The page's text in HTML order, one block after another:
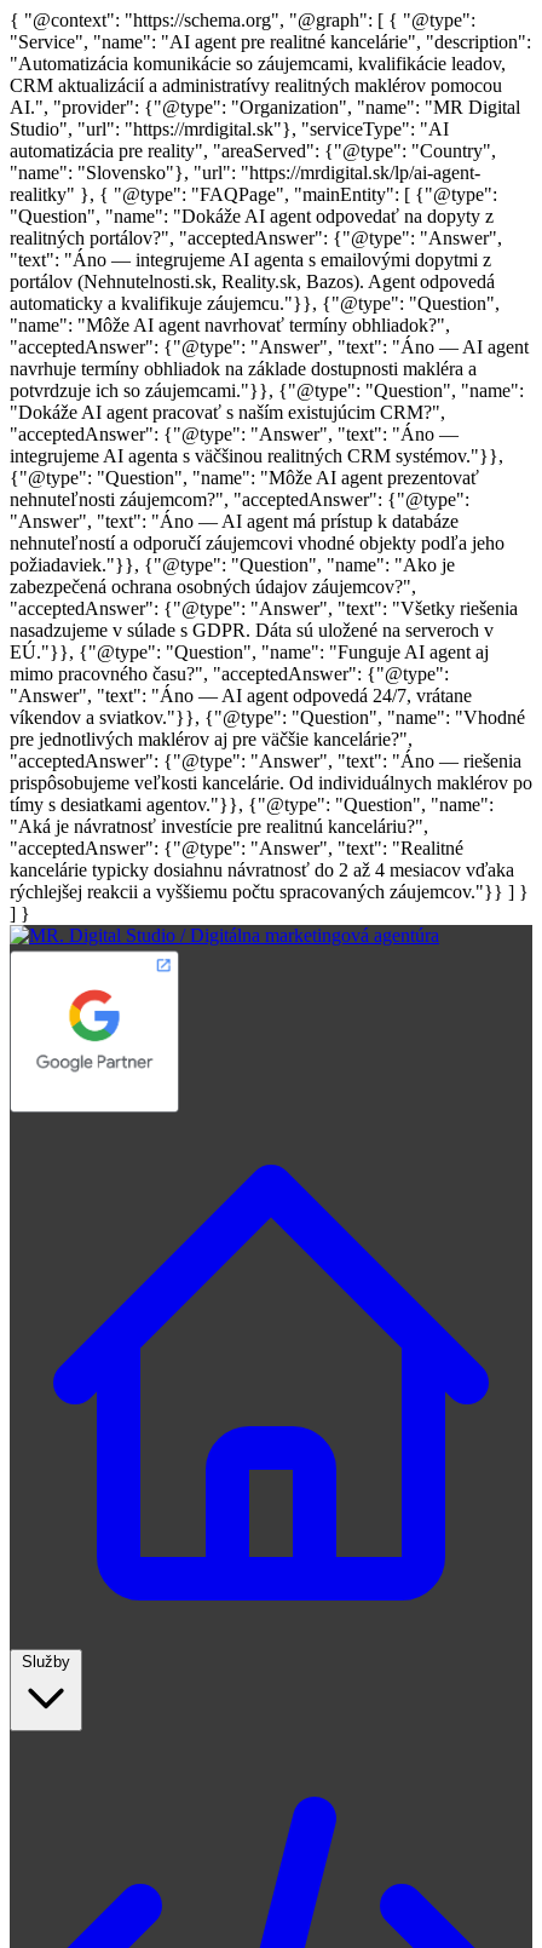
{ "@context": "https://schema.org", "@graph": [ { "@type":
"Service", "name": "AI agent pre realitné kancelárie", "description":
"Automatizácia komunikácie so záujemcami, kvalifikácie leadov,
CRM aktualizácií a administratívy realitných maklérov pomocou
AI.", "provider": {"@type": "Organization", "name": "MR Digital
Studio", "url": "https://mrdigital.sk"}, "serviceType": "AI
automatizácia pre reality", "areaServed": {"@type": "Country",
"name": "Slovensko"}, "url": "https://mrdigital.sk/lp/ai-agent-
realitky" }, { "@type": "FAQPage", "mainEntity": [ {"@type":
"Question", "name": "Dokáže AI agent odpovedať na dopyty z
realitných portálov?", "acceptedAnswer": {"@type": "Answer",
"text": "Áno — integrujeme AI agenta s emailovými dopytmi z
portálov (Nehnutelnosti.sk, Reality.sk, Bazos). Agent odpovedá
automaticky a kvalifikuje záujemcu."}}, {"@type": "Question",
"name": "Môže AI agent navrhovať termíny obhliadok?",
"acceptedAnswer": {"@type": "Answer", "text": "Áno — AI agent
navrhuje termíny obhliadok na základe dostupnosti makléra a
potvrdzuje ich so záujemcami."}}, {"@type": "Question", "name":
"Dokáže AI agent pracovať s naším existujúcim CRM?",
"acceptedAnswer": {"@type": "Answer", "text": "Áno —
integrujeme AI agenta s väčšinou realitných CRM systémov."}},
{"@type": "Question", "name": "Môže AI agent prezentovať
nehnuteľnosti záujemcom?", "acceptedAnswer": {"@type":
"Answer", "text": "Áno — AI agent má prístup k databáze
nehnuteľností a odporučí záujemcovi vhodné objekty podľa jeho
požiadaviek."}}, {"@type": "Question", "name": "Ako je
zabezpečená ochrana osobných údajov záujemcov?",
"acceptedAnswer": {"@type": "Answer", "text": "Všetky riešenia
nasadzujeme v súlade s GDPR. Dáta sú uložené na serveroch v
EÚ."}}, {"@type": "Question", "name": "Funguje AI agent aj
mimo pracovného času?", "acceptedAnswer": {"@type":
"Answer", "text": "Áno — AI agent odpovedá 24/7, vrátane
víkendov a sviatkov."}}, {"@type": "Question", "name": "Vhodné
pre jednotlivých maklérov aj pre väčšie kancelárie?",
"acceptedAnswer": {"@type": "Answer", "text": "Áno — riešenia
prispôsobujeme veľkosti kancelárie. Od individuálnych maklérov po
tímy s desiatkami agentov."}}, {"@type": "Question", "name":
"Aká je návratnosť investície pre realitnú kanceláriu?",
"acceptedAnswer": {"@type": "Answer", "text": "Realitné
kancelárie typicky dosiahnu návratnosť do 2 až 4 mesiacov vďaka
rýchlejšej reakcii a vyššiemu počtu spracovaných záujemcov."}} ] }
] }
Služby